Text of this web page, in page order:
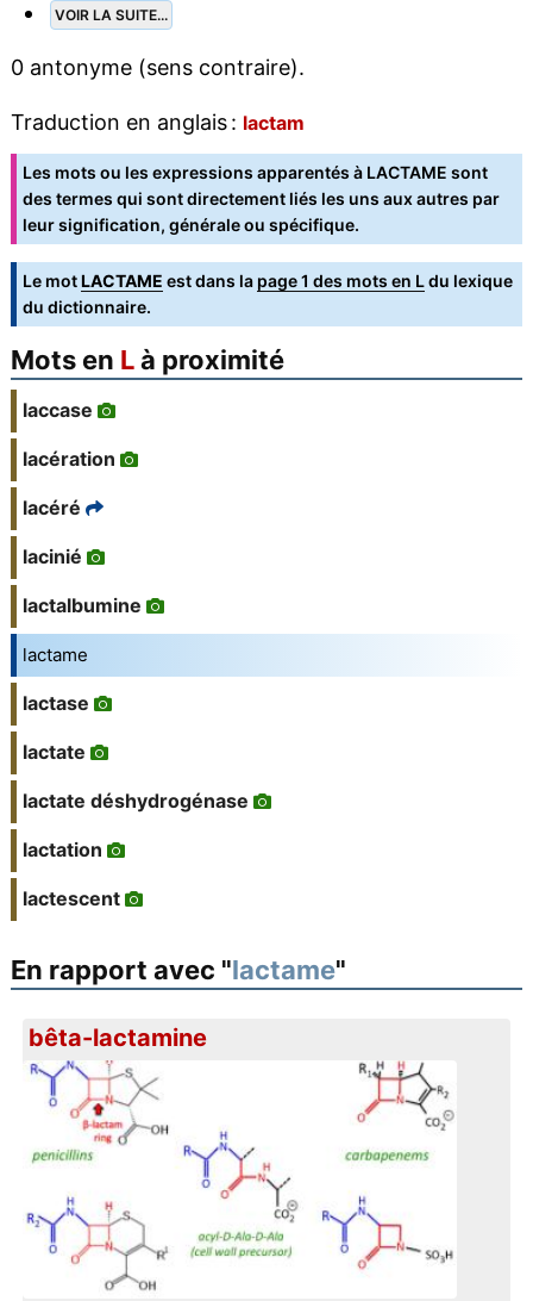
VOIR LA SUITE...
0 antonyme (sens contraire).
Traduction en anglais : lactam
Les mots ou les expressions apparentés à LACTAME sont
des termes qui sont directement liés les uns aux autres par
leur signification, générale ou spécifique.
Le motLACTAME est dans la page 1 des mots en Ldu lexique
du dictionnaire.
Mots en Là proximité
laccase
lacération
lacéré
lacinié
lactalbumine
lactame
lactase
lactate
lactate déshydrogénase
lactation
lactescent
En rapport avec "lactame"
bêta-lactamine